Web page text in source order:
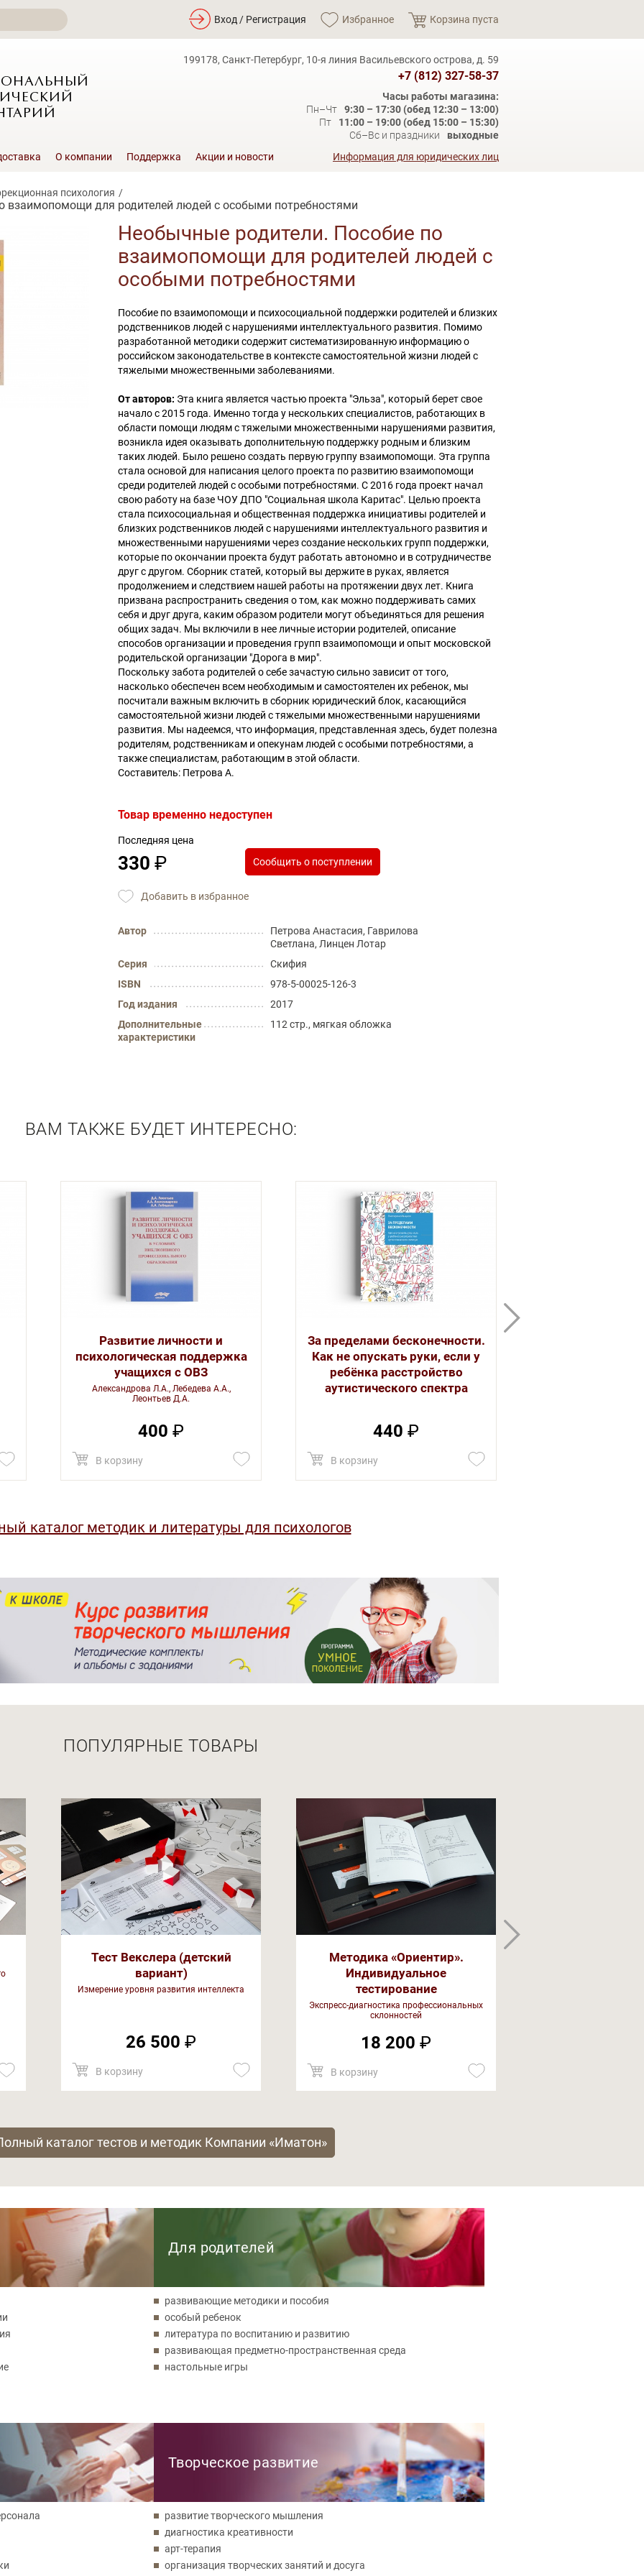
Вход / Регистрация Избранное Корзина пуста
199178, Санкт-Петербург, 10-я линия Васильевского острова, д. 59
+7 (812) 327-58-37
Часы работы магазина:
Пн–Чт
9:30 – 17:30 (обед 12:30 – 13:00)
Пт
11:00 – 19:00 (обед 15:00 – 15:30)
Сб–Вс и праздники
выходные
О компании Поддержка Акции и новости Информация для юридических лиц
психология
взаимопомощи для родителей людей с особыми потребностями
Необычные родители. Пособие по
взаимопомощи для родителей людей с
особыми потребностями
Пособие по взаимопомощи и психосоциальной поддержки родителей и близких
родственников людей с нарушениями интеллектуального развития. Помимо
разработанной методики содержит систематизированную информацию о
российском законодательстве в контексте самостоятельной жизни людей с
тяжелыми множественными заболеваниями.
От авторов: Эта книга является частью проекта "Эльза", который берет свое
начало с 2015 года. Именно тогда у нескольких специалистов, работающих в
области помощи людям с тяжелыми множественными нарушениями развития,
возникла идея оказывать дополнительную поддержку родным и близким
таких людей. Было решено создать первую группу взаимопомощи. Эта группа
стала основой для написания целого проекта по развитию взаимопомощи
среди родителей людей с особыми потребностями. С 2016 года проект начал
свою работу на базе ЧОУ ДПО "Социальная школа Каритас". Целью проекта
стала психосоциальная и общественная поддержка инициативы родителей и
близких родственников людей с нарушениями интеллектуального развития и
множественными нарушениями через создание нескольких групп поддержки,
которые по окончании проекта будут работать автономно и в сотрудничестве
друг с другом. Сборник статей, который вы держите в руках, является
продолжением и следствием нашей работы на протяжении двух лет. Книга
призвана распространить сведения о том, как можно поддерживать самих
себя и друг друга, каким образом родители могут объединяться для решения
общих задач. Мы включили в нее личные истории родителей, описание
способов организации и проведения групп взаимопомощи и опыт московской
родительской организации "Дорога в мир".
Поскольку забота родителей о себе зачастую сильно зависит от того,
насколько обеспечен всем необходимым и самостоятелен их ребенок, мы
посчитали важным включить в сборник юридический блок, касающийся
самостоятельной жизни людей с тяжелыми множественными нарушениями
развития. Мы надеемся, что информация, представленная здесь, будет полезна
родителям, родственникам и опекунам людей с особыми потребностями, а
также специалистам, работающим в этой области.
Составитель: Петрова А.
Товар временно недоступен
Последняя цена
330 ₽ Сообщить о поступлении
Добавить в избранное
Автор
Петрова Анастасия, Гаврилова
Светлана, Линцен Лотар
Серия
Скифия
ISBN
978-5-00025-126-3
Год издания
2017
Дополнительные
характеристики
112 стр., мягкая обложка
ВАМ ТАКЖЕ БУДЕТ ИНТЕРЕСНО:
Развитие личности и
психологическая поддержка
учащихся с ОВЗ
Александрова Л.А., Лебедева А.А.,
Леонтьев Д.А.
400 ₽
В корзину
За пределами бесконечности.
Как не опускать руки, если у
ребёнка расстройство
аутистического спектра
440 ₽
В корзину
каталог методик и литературы для психологов
ПОПУЛЯРНЫЕ ТОВАРЫ
Тест Векслера (детский
вариант)
Измерение уровня развития интеллекта
26 500 ₽
В корзину
Методика «Ориентир».
Индивидуальное
тестирование
Экспресс-диагностика профессиональных
склонностей
18 200 ₽
В корзину
каталог тестов и методик Компании «Иматон»
Для родителей
развивающие методики и пособия
особый ребенок
литература по воспитанию и развитию
развивающая предметно-пространственная среда
настольные игры
Творческое развитие
развитие творческого мышления
диагностика креативности
арт-терапия
организация творческих занятий и досуга